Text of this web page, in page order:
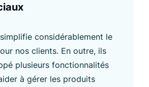
simplifie considérablement le
nos clients. En outre, ils
plusieurs fonctionnalités
à gérer les produits